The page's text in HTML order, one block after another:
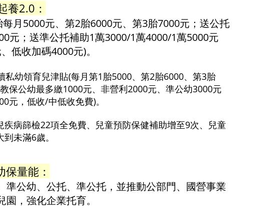
養2.0：
月5000元、第2胎6000元、第3胎7000元；送公托
元；送準公托補助1萬3000/1萬4000/1萬5000元
低收加碼4000元)。
私幼領育兒津貼(每月第1胎5000、第2胎6000、第3胎
保公幼最多繳1000元、非營利2000元、準公幼3000元
元，低收/中低收免費)。
疾病篩檢22項全免費、兒童預防保健補助增至9次、兒童
未滿6歲。
量能：
準公幼、公托、準公托，並推動公部門、國營事業
，強化企業托育。